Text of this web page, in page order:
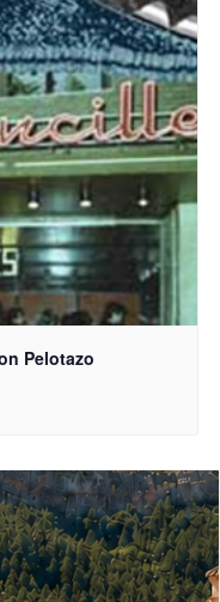
Pelotazo